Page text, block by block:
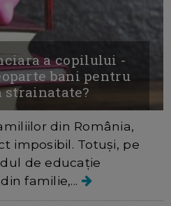
a copilului -
bani pentru
strainatate?
din România,
imposibil. Totuși, pe
de educație
familie,...